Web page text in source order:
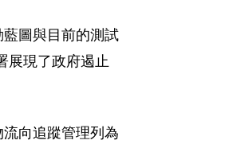
圖與目前的測試
展現了政府遏止
向追蹤管理列為